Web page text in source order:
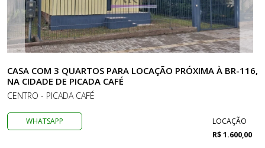
CASA COM 3 QUARTOS PARA LOCAÇÃO PRÓXIMA À BR-116,
NA CIDADE DE PICADA CAFÉ
CENTRO - PICADA CAFÉ
WHATSAPP
LOCAÇÃO
R$ 1.600,00